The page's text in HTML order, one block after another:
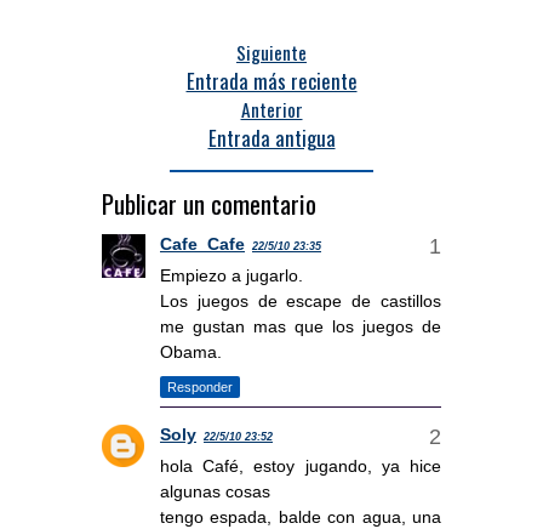
Siguiente
Entrada más reciente
Anterior
Entrada antigua
Publicar un comentario
Cafe_Cafe 22/5/10 23:35
Empiezo a jugarlo.
Los juegos de escape de castillos
me gustan mas que los juegos de
Obama.
Responder
Soly 22/5/10 23:52
hola Café, estoy jugando, ya hice
algunas cosas
tengo espada, balde con agua, una